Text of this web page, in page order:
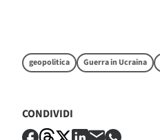
geopolitica Guerra in Ucraina
CONDIVIDI